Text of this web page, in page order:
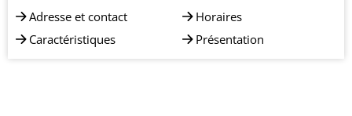
Adresse et contact
Caractéristiques
Horaires
Présentation